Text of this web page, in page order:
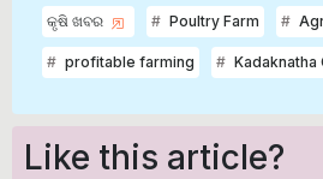
କୃଷି ଖବର Poultry Farm
profitable farming Kadaknatha
Like this article?